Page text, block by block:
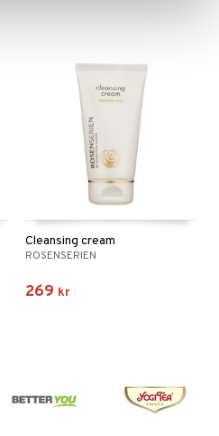
Cleansing cream
ROSENSERIEN
269 kr